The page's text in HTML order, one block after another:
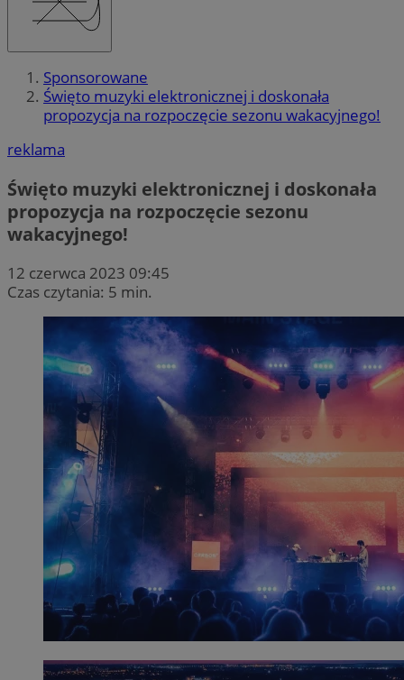
Sponsorowane
Święto muzyki elektronicznej i doskonała
propozycja na rozpoczęcie sezonu wakacyjnego!
reklama
Święto muzyki elektronicznej i doskonała
propozycja na rozpoczęcie sezonu
wakacyjnego!
12 czerwca 2023 09:45
Czas czytania: 5 min.